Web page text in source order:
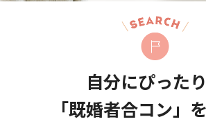
自分にぴった
「既婚者合コン」